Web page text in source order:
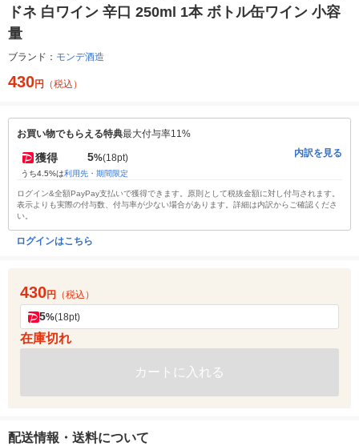
ドネ 白ワイン 辛口 250ml 1本 ボトル缶ワイン 小容
量
ブランド： モンデ酒造
430円 （税込）
お買い物でもらえる特典最大付与率11%
獲得 5%(18pt)
うち4.5%は利用先・期間限定
内訳を見る
ログイン&全額PayPay支払いで獲得できます。原則として税抜金額に対し付与されます。
表示よりも実際の付与数、付与率が少ない場合があります。詳細は内訳からご確認くださ
い。
ログインはこちら
430円 （税込）
5%(18pt)
在庫切れ
カートに入れる
配送情報・送料について